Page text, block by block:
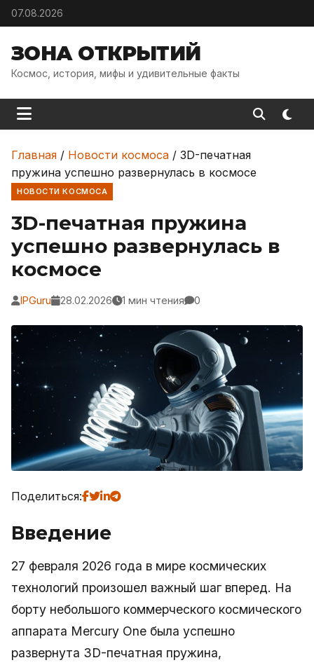
Skip to content
07.08.2026
ЗОНА ОТКРЫТИЙ
Космос, история, мифы и удивительные факты
Главная / Новости космоса / 3D-печатная
пружина успешно развернулась в космосе
НОВОСТИ КОСМОСА
3D-печатная пружина
успешно развернулась в
космосе
IPGuru 28.02.2026 1 мин чтения 0
Поделиться:
Введение
27 февраля 2026 года в мире космических
технологий произошел важный шаг вперед. На
борту небольшого коммерческого космического
аппарата Mercury One была успешно
развернута 3D-печатная пружина,